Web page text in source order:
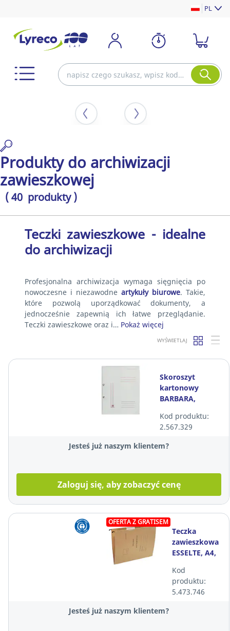
PL
Produkty do archiwizacji
zawieszkowej
( 40 produkty )
Teczki zawieszkowe - idealne
do archiwizacji
Profesjonalna archiwizacja wymaga sięgnięcia po
nowoczesne i niezawodne artykuły biurowe. Takie,
które pozwolą uporządkować dokumenty, a
jednocześnie zapewnią ich łatwe przeglądanie.
Teczki zawieszkowe oraz i… Pokaż więcej
WYŚWIETLAJ
Skoroszyt
kartonowy
BARBARA,
pełna okładka
Kod produktu:
2.567.329
Jesteś już naszym klientem?
Zaloguj się, aby zobaczyć cenę
OFERTA Z GRATISEM
Teczka
zawieszkowa
ESSELTE, A4,
Osobowe
brązowa
opakowanie
Kod
produktu:
5.473.746
Jesteś już naszym klientem?